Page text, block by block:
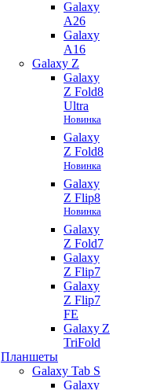
Galaxy
A26
Galaxy
A16
Galaxy Z
Galaxy
Z Fold8
Ultra
Новинка
Galaxy
Z Fold8
Новинка
Galaxy
Z Flip8
Новинка
Galaxy
Z Fold7
Galaxy
Z Flip7
Galaxy
Z Flip7
FE
Galaxy Z
TriFold
Планшеты
Galaxy Tab S
Galaxy